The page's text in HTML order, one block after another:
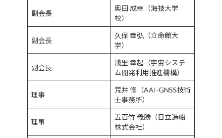
副会長
奥田 成幸（海技大学
校）
副会長
久保 幸弘（立命館大
学）
副会長
浅里 幸起（宇宙システ
ム開発利用推進機構）
理事
荒井 修（AAI-GNSS技術
士事務所）
理事
五百竹 義勝（日立造船
株式会社）